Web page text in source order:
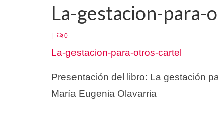
La-gestacion-para-
| 0
La-gestacion-para-otros-cartel
Presentación del libro: La gestación
María Eugenia Olavarria